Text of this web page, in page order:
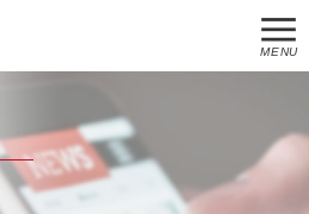
MENU